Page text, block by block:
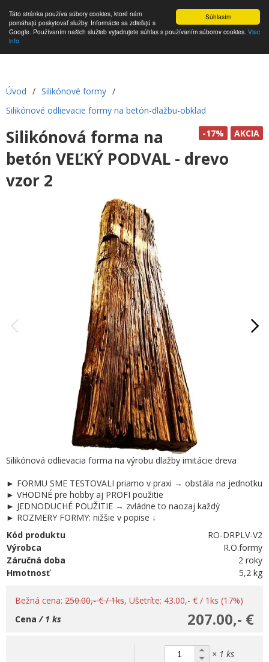
Súhlasím
Táto stránka používa súbory cookies, ktoré nám
pomáhajú poskytovať služby. Informácie sa zdieľajú s
Google. Používaním našich služieb vyjadrujete súhlas s používaním súborov cookies. Viac
info
Úvod / Silikónové formy /
Silikónové odlievacie formy na betón-dlažbu-obklad
AKCIA
-17%
Silikónová forma na
betón VEĽKÝ PODVAL - drevo
vzor 2
Silikónová odlievacia forma na výrobu dlažby imitácie dreva
► FORMU SME TESTOVALI priamo v praxi → obstála na jednotku
► VHODNÉ pre hobby aj PROFI použitie
► JEDNODUCHÉ POUŽITIE → zvládne to naozaj každý
► ROZMERY FORMY: nižšie v popise ↓
Kód produktu
RO-DRPLV-V2
Výrobca
R.O.formy
Záručná doba
2 roky
Hmotnosť
5,2 kg
Bežná cena: 250.00,- € / 1ks, Ušetríte: 43.00,- € / 1ks (17%)
207.00,- €
Cena / 1 ks
× 1 ks